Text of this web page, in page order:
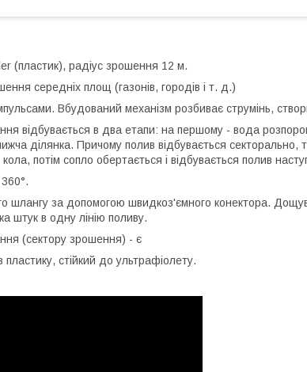
(пластик), радіус зрошення 12 м.
середніх площ (газонів, городів і т. д.)
Вбудований механізм розбиває струмінь,
відбувається в два етапи: на першому - вода
ділянка. Причому полив відбувається секторально,
потім сопло обертається і відбувається полив
шлангу за допомогою швидкоз'ємного конектора.
штук в одну лінію поливу.
(сектору зрошення) - є
стійкий до ультрафіолету.